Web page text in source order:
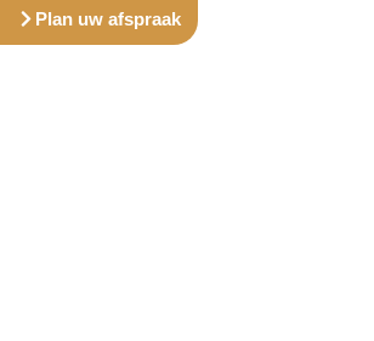
Plan uw afspraak